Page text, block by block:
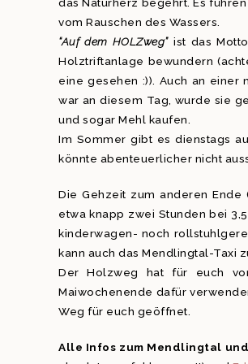
vom Rauschen des Wassers.
“Auf dem HOLZweg”ist das
Holztriftanlage bewundern
eine gesehen :)). Auch an
war an diesem Tag, wurde sie
und sogar Mehl kaufen.
Im Sommer gibt es dienstags
könnte abenteuerlicher nicht
Die Gehzeit zum anderen
etwa knapp zwei Stunden bei
kinderwagen- noch
kann auch das Mendlingtal-Taxi
Der Holzweg hat für euch
Maiwochenende dafür
Weg für euch geöffnet.
Alle Infos zum Mendlingtal